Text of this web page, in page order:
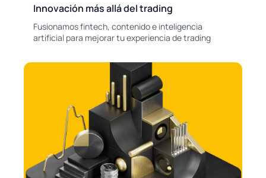
Innovación más allá del trading
Fusionamos fintech, contenido e inteligencia
artificial para mejorar tu experiencia de trading